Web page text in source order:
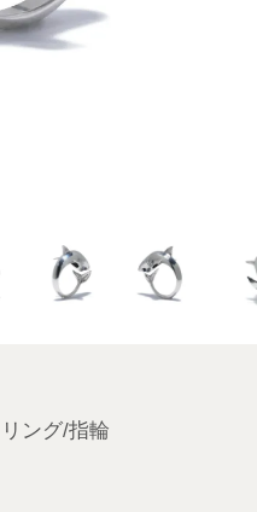
ング/指輪